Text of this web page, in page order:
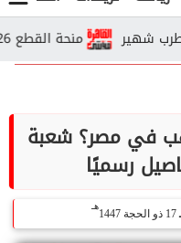
منحة القطع 2026.. من يستحقها وكم تبلغ قيمتها وفق التأمينات؟
في مصر؟ شعبة
رسميًا
17 ذو الحجة 1447
هـ